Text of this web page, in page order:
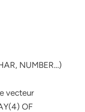
NUMBER…)
vecteur
OF